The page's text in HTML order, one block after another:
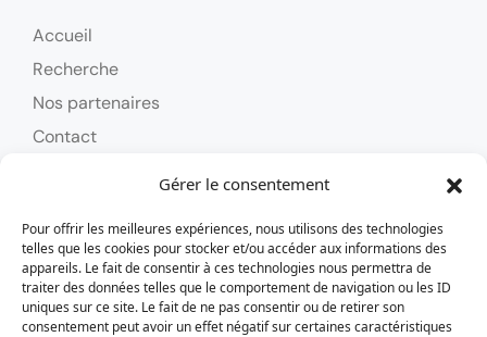
Gérer le consentement
Pour offrir les meilleures expériences, nous utilisons des technologies
telles que les cookies pour stocker et/ou accéder aux informations des
appareils. Le fait de consentir à ces technologies nous permettra de
traiter des données telles que le comportement de navigation ou les ID
uniques sur ce site. Le fait de ne pas consentir ou de retirer son
consentement peut avoir un effet négatif sur certaines caractéristiques
Accueil
Recherche
Nos partenaires
Contact
Contact
Tél : 0262 24 58 45
alizoavoyages@alizoavoyages.com